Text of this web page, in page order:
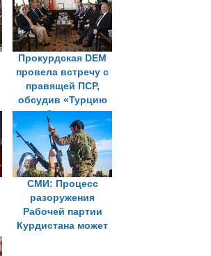
Прокурдская DEM
провела встречу с
правящей ПСР,
обсудив «Турцию
свободную от
терроризма»
СМИ: Процесс
разоружения
Рабочей партии
Курдистана может